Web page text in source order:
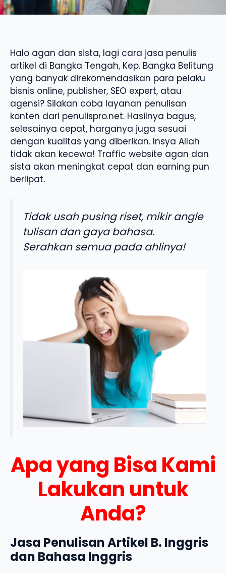
Halo agan dan sista, lagi cara jasa penulis
artikel di Bangka Tengah, Kep. Bangka Belitung
yang banyak direkomendasikan para pelaku
bisnis online, publisher, SEO expert, atau
agensi? Silakan coba layanan penulisan
konten dari penulispro.net. Hasilnya bagus,
selesainya cepat, harganya juga sesuai
dengan kualitas yang diberikan. Insya Allah
tidak akan kecewa! Traffic website agan dan
sista akan meningkat cepat dan earning pun
berlipat.
Tidak usah pusing riset, mikir angle
tulisan dan gaya bahasa.
Serahkan semua pada ahlinya!
Apa yang Bisa Kami
Lakukan untuk
Anda?
Jasa Penulisan Artikel B. Inggris
dan Bahasa Inggris